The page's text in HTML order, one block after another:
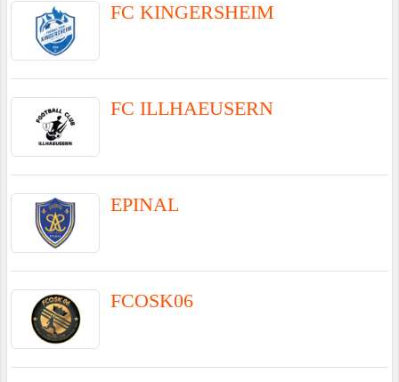
FC KINGERSHEIM
FC ILLHAEUSERN
EPINAL
FCOSK06